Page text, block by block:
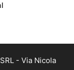
- Via Nicola